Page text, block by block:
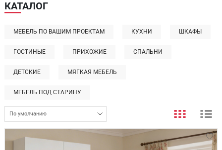
КАТАЛОГ
МЕБЕЛЬ ПО ВАШИМ ПРОЕКТАМ КУХНИ ШКАФЫ
ГОСТИНЫЕ ПРИХОЖИЕ СПАЛЬНИ
ДЕТСКИЕ МЯГКАЯ МЕБЕЛЬ
МЕБЕЛЬ ПОД СТАРИНУ
По умолчанию